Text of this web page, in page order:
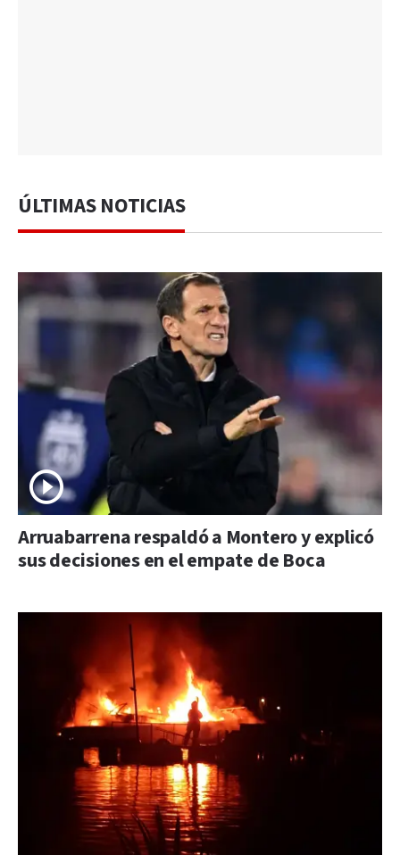
ÚLTIMAS NOTICIAS
Arruabarrena respaldó a Montero y explicó
sus decisiones en el empate de Boca